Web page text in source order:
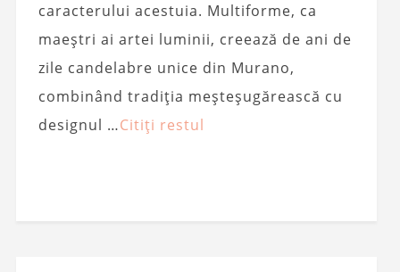
caracterului acestuia. Multiforme, ca
maeștri ai artei luminii, creează de ani de
zile candelabre unice din Murano,
combinând tradiția meșteșugărească cu
designul …Citiți restul